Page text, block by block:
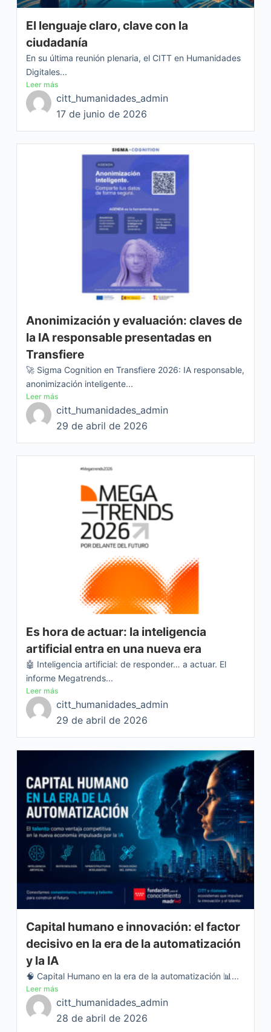
El lenguaje claro, clave con la
ciudadanía
En su última reunión plenaria, el CITT en Humanidades
Digitales...
Leer más
citt_humanidades_admin
17 de junio de 2026
Anonimización y evaluación: claves de
la IA responsable presentadas en
Transfiere
🚀 Sigma Cognition en Transfiere 2026: IA responsable,
anonimización inteligente...
Leer más
citt_humanidades_admin
29 de abril de 2026
Es hora de actuar: la inteligencia
artificial entra en una nueva era
🤖 Inteligencia artificial: de responder… a actuar. El
informe Megatrends...
Leer más
citt_humanidades_admin
29 de abril de 2026
Capital humano e innovación: el factor
decisivo en la era de la automatización
y la IA
🧠 Capital Humano en la era de la automatización 📊...
Leer más
citt_humanidades_admin
28 de abril de 2026